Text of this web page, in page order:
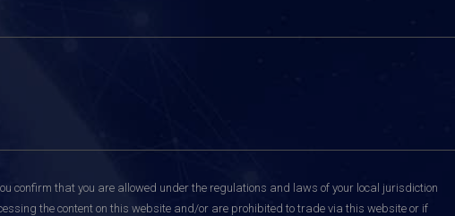
confirm that you are allowed under the regulations and laws of your local jurisdiction
the content on this website and/or are prohibited to trade via this website or if